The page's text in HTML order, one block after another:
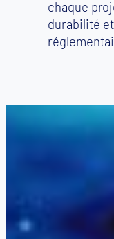
chaque
durabilité